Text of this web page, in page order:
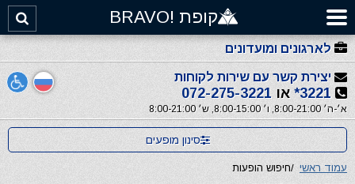
קופת !BRAVO
לארגונים ומועדונים
יצירת קשר עם שירות לקוחות
3221* או 072-275-3221
א׳-ה׳ 8:00-21:00, ו׳ 8:00-15:00, ש׳ 8:00-21:00
סינון מופעים
עמוד ראשי /חיפוש הופעות